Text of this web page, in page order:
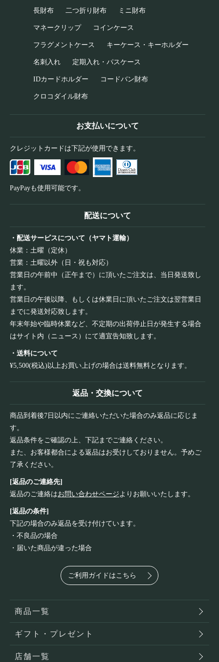
長財布 二つ折り財布 ミニ財布
マネークリップ コインケース
フラグメントケース キーケース・キーホルダー
名刺入れ 定期入れ・パスケース
IDカードホルダー コードバン財布
クロコダイル財布
お支払いについて
クレジットカードは下記が使用できます。
PayPayも使用可能です。
配送について
・配送サービスについて（ヤマト運輸）
休業：土曜（定休）
営業：土曜以外（日・祝も対応）
営業日の午前中（正午まで）に頂いたご注文は、当日発送致し
ます。
営業日の午後以降、もしくは休業日に頂いたご注文は翌営業日
までに発送対応致します。
年末年始や臨時休業など、不定期の出荷停止日が発生する場合
はサイト内（ニュース）にて適宜告知致します。
・送料について
¥5,500(税込)以上お買い上げの場合は送料無料となります。
返品・交換について
商品到着後7日以内にご連絡いただいた場合のみ返品に応じま
す。
返品条件をご確認の上、下記までご連絡ください。
また、お客様都合による返品はお受けしておりません。予めご
了承ください。
[返品のご連絡先]
返品のご連絡はお問い合わせページよりお願いいたします。
[返品の条件]
下記の場合のみ返品を受け付けています。
・不良品の場合
・届いた商品が違った場合
ご利用ガイドはこちら
商品一覧
ギフト・プレゼント
店舗一覧